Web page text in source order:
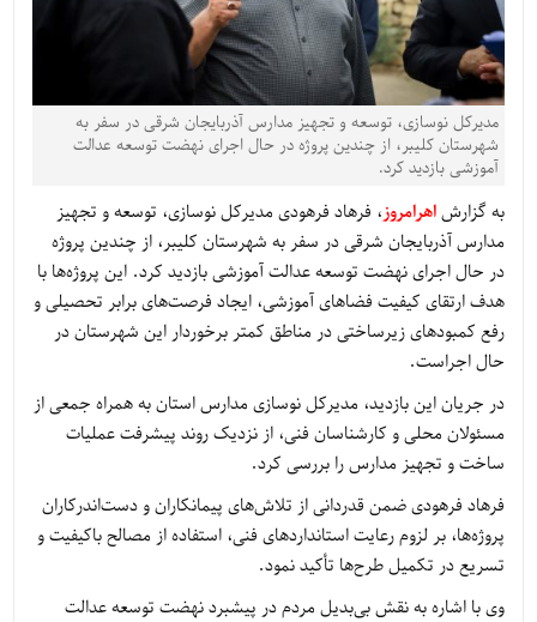
مدیرکل نوسازی، توسعه و تجهیز مدارس آذربایجان شرقی در سفر به
شهرستان کلیبر، از چندین پروژه در حال اجرای نهضت توسعه عدالت
آموزشی بازدید کرد.
به گزارشاهرامروز، فرهاد فرهودی مدیرکل نوسازی، توسعه و تجهیز
مدارس آذربایجان شرقی در سفر به شهرستان کلیبر، از چندین پروژه
در حال اجرای نهضت توسعه عدالت آموزشی بازدید کرد. این پروژه‌ها با
هدف ارتقای کیفیت فضاهای آموزشی، ایجاد فرصت‌های برابر تحصیلی و
رفع کمبودهای زیرساختی در مناطق کمتر برخوردار این شهرستان در
حال اجراست.
در جریان این بازدید، مدیرکل نوسازی مدارس استان به همراه جمعی از
مسئولان محلی و کارشناسان فنی، از نزدیک روند پیشرفت عملیات
ساخت و تجهیز مدارس را بررسی کرد.
فرهاد فرهودی ضمن قدردانی از تلاش‌های پیمانکاران و دست‌اندرکاران
پروژه‌ها، بر لزوم رعایت استانداردهای فنی، استفاده از مصالح باکیفیت و
تسریع در تکمیل طرح‌ها تأکید نمود.
وی با اشاره به نقش بی‌بدیل مردم در پیشبرد نهضت توسعه عدالت